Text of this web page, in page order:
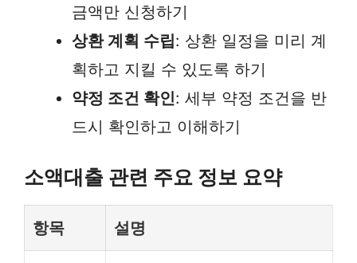
금액만 신청하기
상환 계획 수립: 상환 일정을 미리 계
획하고 지킬 수 있도록 하기
약정 조건 확인: 세부 약정 조건을 반
드시 확인하고 이해하기
소액대출 관련 주요 정보 요약
항목 설명